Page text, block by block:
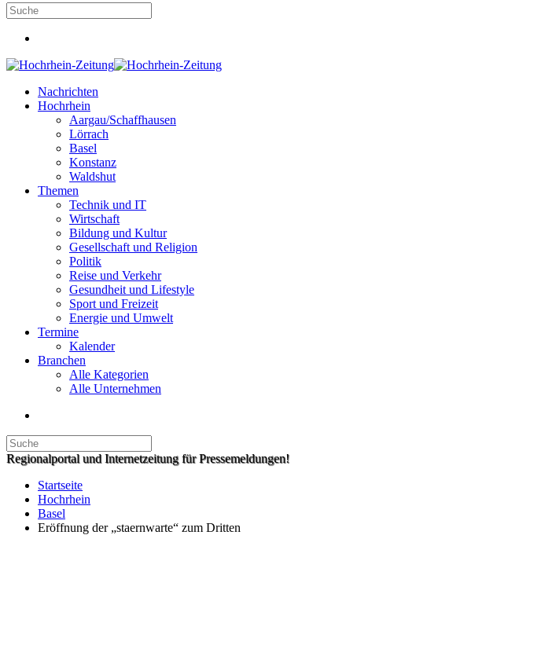
Nachrichten
Hochrhein
Aargau/Schaffhausen
Lörrach
Basel
Konstanz
Waldshut
Themen
Technik und IT
Wirtschaft
Bildung und Kultur
Gesellschaft und Religion
Politik
Reise und Verkehr
Gesundheit und Lifestyle
Sport und Freizeit
Energie und Umwelt
Termine
Kalender
Branchen
Alle Kategorien
Alle Unternehmen
Regionalportal und Internetzeitung für Pressemeldungen!
Startseite
Hochrhein
Basel
Eröffnung der „staernwarte“ zum Dritten